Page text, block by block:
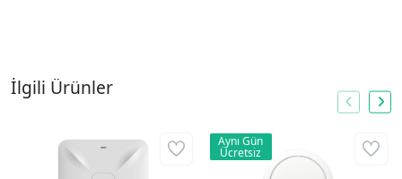
İlgili Ürünler
Aynı Gün
Ücretsiz